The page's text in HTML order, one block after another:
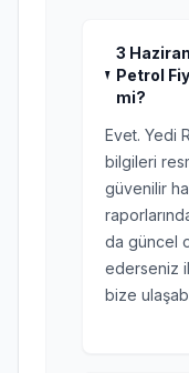
3
Petrol
mi?
Evet. Yedi
bilgileri
güvenilir
da güncel
ederseniz
bize